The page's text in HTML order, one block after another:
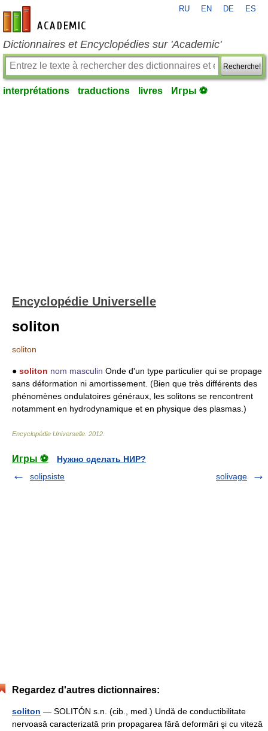
fr-academic.com
RU EN DE ES
Dictionnaires et Encyclopédies sur 'Academic'
Recherche!
interprétations traductions livres Игры ⚽
Encyclopédie Universelle
soliton
soliton
● soliton nom masculin Onde d'un type particulier qui se propage
sans déformation ni amortissement. (Bien que très différents des
phénomènes ondulatoires généraux, les solitons se rencontrent
notamment en hydrodynamique et en physique des plasmas.)
Encyclopédie Universelle 2012
Игры ⚽
Нужно сделать НИР?
solipsiste
solivage
Regardez d'autres dictionnaires:
soliton — SOLITÓN s.n. (cib., med.) Undă de conductibilitate
nervoasă caracterizată prin propagarea fără deformări şi cu viteză